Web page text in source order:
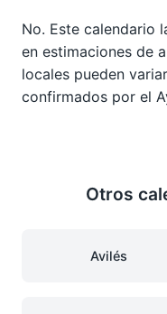
No. Este calendario
en estimaciones de
locales pueden
confirmados por el
Otros
Avilés